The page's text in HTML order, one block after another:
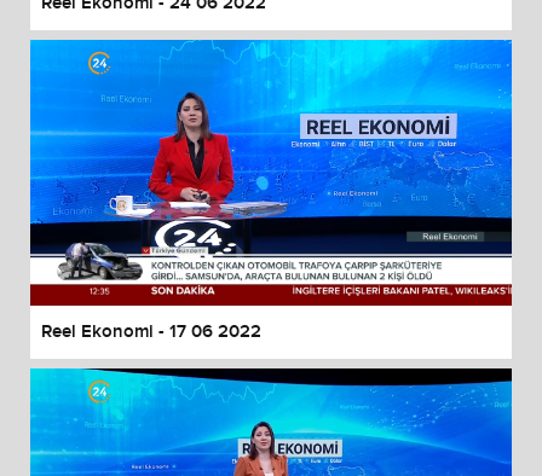
Reel Ekonomi - 17 06 2022